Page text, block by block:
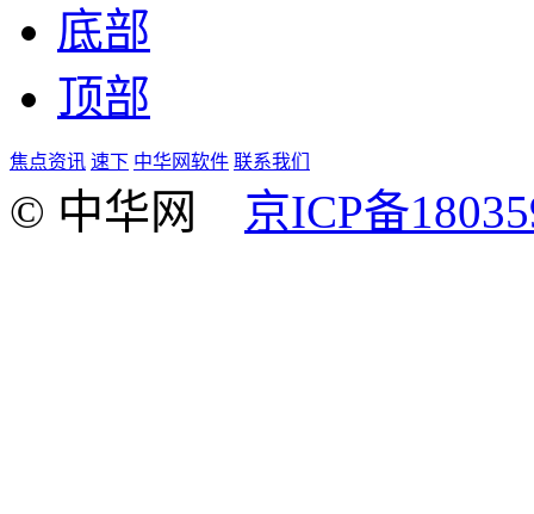
底部
顶部
焦点资讯 速下 中华网软件 联系我们
© 中华网 京ICP备